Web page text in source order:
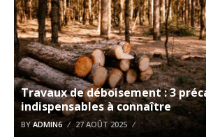
Travaux de déboisement : 3
indispensables à connaître
BYADMIN6 27 AOÛT 2025